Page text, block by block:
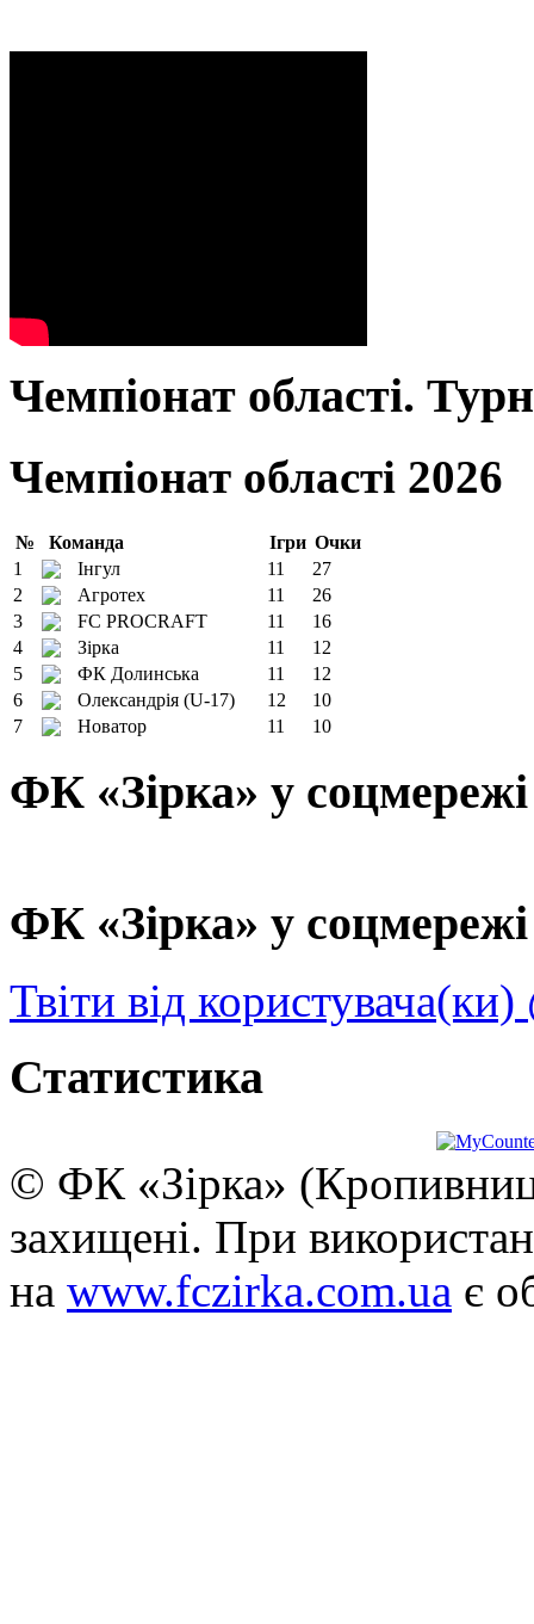
Чемпіонат області.
Чемпіонат області 2026
№ Команда Ігри Очки
1
Інгул 11
27
2
Агротех 11
26
3
FC PROCRAFT 11
16
4
Зірка 11
12
5
ФК Долинська 11
12
6
Олександрія (U-17) 12
10
7
Новатор 11 10
ФК «Зірка» у
ФК «Зірка» у
Твіти від
Статистика
© ФК «Зірка»
захищені. При
на www.fczirka.com.ua є